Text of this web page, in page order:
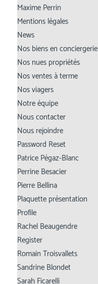
Maxime Perrin
Mentions légales
News
Nos biens en conciergerie
Nos nues propriétés
Nos ventes à terme
Nos viagers
Notre équipe
Nous contacter
Nous rejoindre
Password Reset
Patrice Pégaz-Blanc
Perrine Besacier
Pierre Bellina
Plaquette présentation
Profile
Rachel Beaugendre
Register
Romain Troisvallets
Sandrine Blondet
Sarah Ficarelli